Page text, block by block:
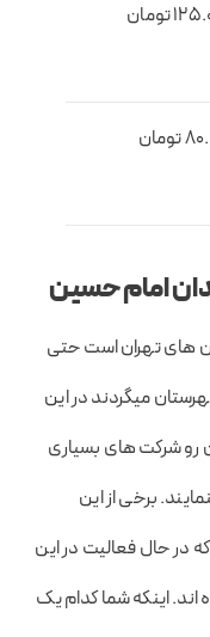
امام حسین
های تهران است حتی
میگردند در این
رو شرکت های بسیاری
برخی از این
در حال فعالیت در این
اینکه شما کدام یک